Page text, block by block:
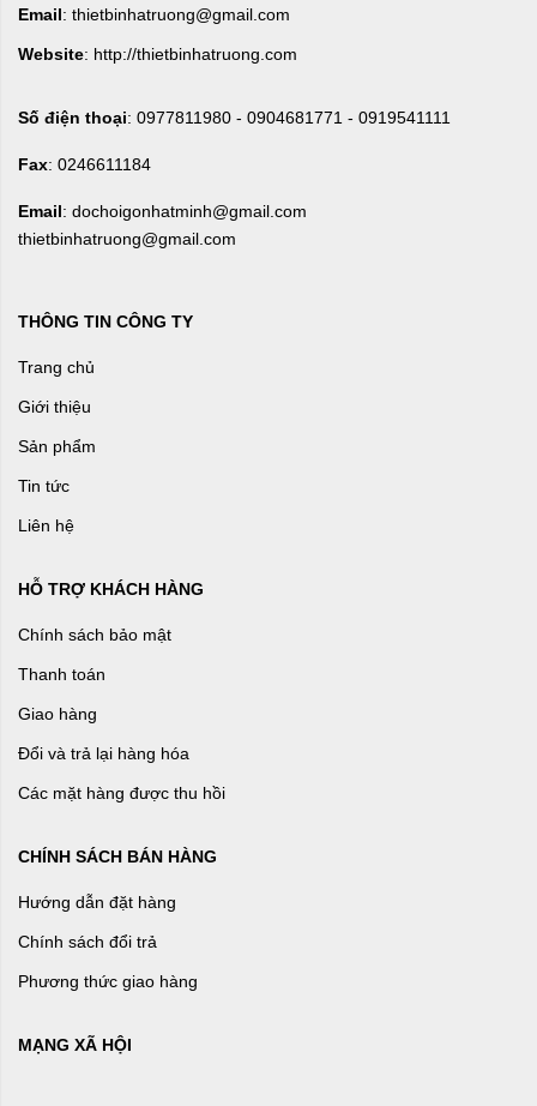
Email: thietbinhatruong@gmail.com
Website: http://thietbinhatruong.com
Số điện thoại: 0977811980 - 0904681771 - 0919541111
Fax: 0246611184
Email: dochoigonhatminh@gmail.com
thietbinhatruong@gmail.com
THÔNG TIN CÔNG TY
Trang chủ
Giới thiệu
Sản phẩm
Tin tức
Liên hệ
HỖ TRỢ KHÁCH HÀNG
Chính sách bảo mật
Thanh toán
Giao hàng
Đổi và trả lại hàng hóa
Các mặt hàng được thu hồi
CHÍNH SÁCH BÁN HÀNG
Hướng dẫn đặt hàng
Chính sách đổi trả
Phương thức giao hàng
MẠNG XÃ HỘI